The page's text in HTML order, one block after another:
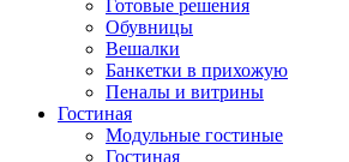
Готовые решения
Обувницы
Вешалки
Банкетки в прихожую
Пеналы и витрины
Гостиная
Модульные гостиные
Гостиная